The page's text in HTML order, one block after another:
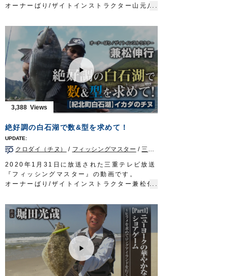
オーナーばり/ザイトインストラクター山元八
口美咲さんが、長崎県五島列島の磯のフカセ
釣りでグレを狙います。
両氏ともコンスタントにグレがヒットし、良
型も釣り上げて椛島の磯を満喫しました。
■取材協力…長崎県五島市/せいわ様
■使用アイテム
鈎…速手グレ、ザ・ROCK、身軽グレ
ハリス…ザイト・磯フロロ
釣り時季 サガテレビ毎週日曜日朝5時30分
～6時放送https://turitoki.com/
オーナーばりwebsite
http://www.owner.co.jp
3,388
絶好調の白石湖で数&型を求めて！
クロダイ（チヌ） / フィッシングマスター / 三重県
2020年1月31日に放送された三重テレビ放送
『フィッシングマスター』の動画です。
オーナーばり/ザイトインストラクター兼松伸
ます。
■使用アイテム…ライン/ザイト・筏かかり3
号、鈎/ウルトラ競技チヌ3号
■取材協力…紀北町白石湖/ロッジ山水様
フィッシングマスター 三重テレビ放送 毎
週金曜日 23時～23時15分
http://creativeoffice-chie.com/
OWNERMOVIEhttp://ownertv.jp/